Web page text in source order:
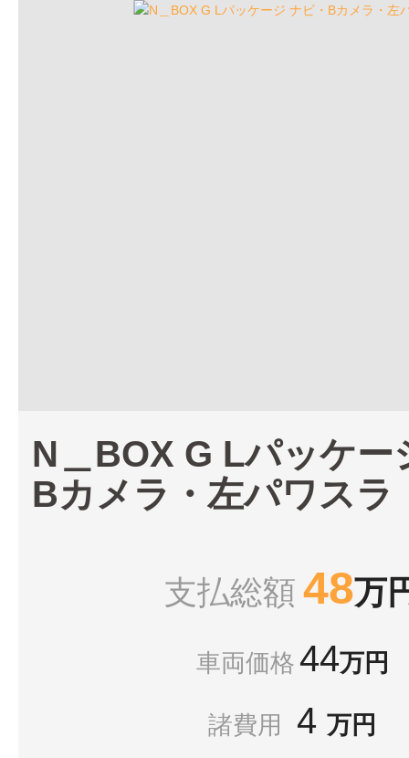
N＿BOX G Lパッケー
Bカメラ・左パワスラ
支払総額 48万
車両価格 44万円
諸費用 4 万円